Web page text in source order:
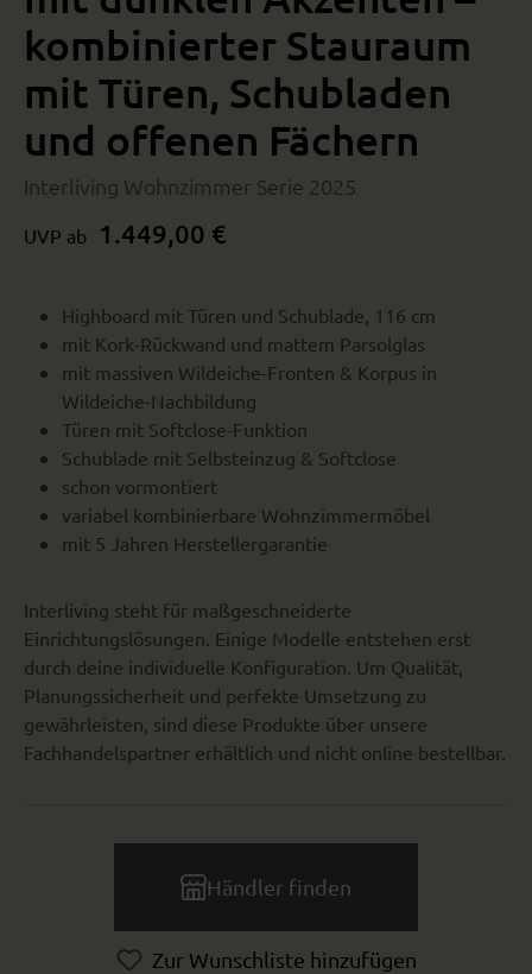
kombinierter Stauraum
mit Türen, Schubladen
und offenen Fächern
Interliving Wohnzimmer Serie 2025
UVP ab 1.449,00 €
Highboard mit Türen und Schublade, 116 cm
mit Kork-Rückwand und mattem Parsolglas
mit massiven Wildeiche-Fronten & Korpus in
Wildeiche-Nachbildung
Türen mit Softclose-Funktion
Schublade mit Selbsteinzug & Softclose
schon vormontiert
variabel kombinierbare Wohnzimmermöbel
mit 5 Jahren Herstellergarantie
Interliving steht für maßgeschneiderte
Einrichtungslösungen. Einige Modelle entstehen erst
durch deine individuelle Konfiguration. Um Qualität,
Planungssicherheit und perfekte Umsetzung zu
gewährleisten, sind diese Produkte über unsere
Fachhandelspartner erhältlich und nicht online bestellbar.
Händler finden
Zur Wunschliste hinzufügen